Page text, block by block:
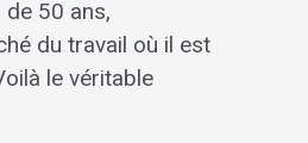
50 ans,
du travail où il est
le véritable